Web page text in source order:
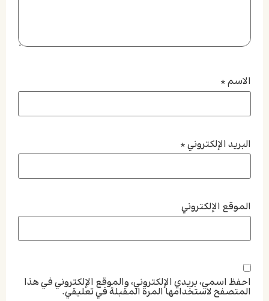
الاسم*
البريد الإلكتروني*
الموقع الإلكتروني
احفظ اسمي، بريدي الإلكتروني، والموقع الإلكتروني في هذا
المتصفح لاستخدامها المرة المقبلة في تعليقي.